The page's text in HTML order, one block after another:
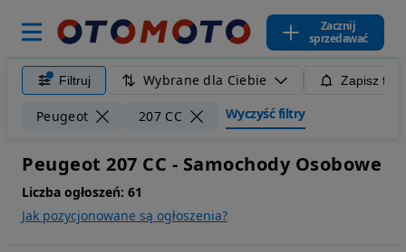
Zacznij
sprzedawać
Filtruj Wybrane dla Ciebie Zapisz
Peugeot 207 CC Wyczyść filtry
Peugeot 207 CC - Samochody Osobowe
Liczba ogłoszeń: 61
Jak pozycjonowane są ogłoszenia?